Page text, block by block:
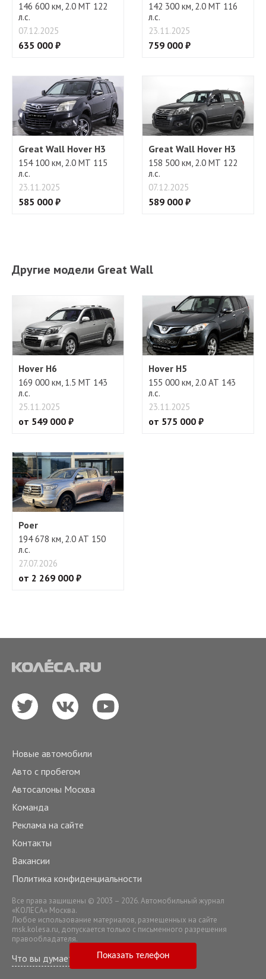
Показать телефон
146 600 км, 2.0 МТ 122
л.с.
07.12.2025
635 000 ₽
142 300 км, 2.0 МТ 116
л.с.
23.11.2025
759 000 ₽
Great Wall Hover H3
154 100 км, 2.0 МТ 115
л.с.
23.11.2025
585 000 ₽
Great Wall Hover H3
158 500 км, 2.0 МТ 122
л.с.
07.12.2025
589 000 ₽
Другие модели Great Wall
Hover H6
169 000 км, 1.5 МТ 143
л.с.
25.11.2025
от 549 000 ₽
Hover H5
155 000 км, 2.0 АТ 143
л.с.
23.11.2025
от 575 000 ₽
Poer
194 678 км, 2.0 АТ 150
л.с.
27.07.2026
от 2 269 000 ₽
Новые автомобили
Авто с пробегом
Автосалоны Москва
Команда
Реклама на сайте
Контакты
Вакансии
Политика конфиденциальности
Все права защищены © 2003 – 2026. Автомобильный журнал
«КОЛЕСА» Москва.
Любое использование материалов, размещенных на сайте
msk.kolesa.ru, допускается только с письменного разрешения
правообладателя.
Что вы думаете о нашем сервисе?